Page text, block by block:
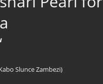
Slunce Zambezi)